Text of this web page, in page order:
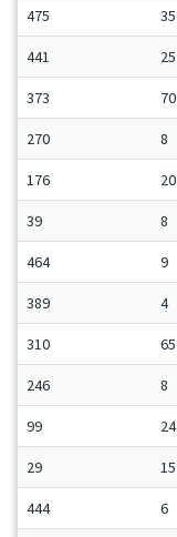
475 35
441 25
373 70
270 8
176 20
39 8
464 9
389 4
310 65
246 8
99 24
29 15
444 6